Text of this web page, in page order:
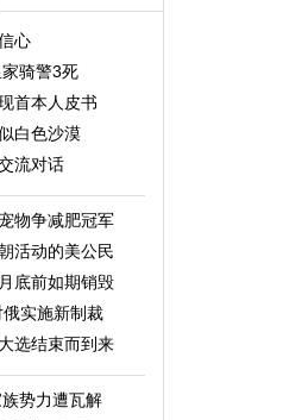
心
骑警3死
首本人皮书
白色沙漠
流对话
物争减肥冠军
活动的美公民
底前如期销毁
实施新制裁
选结束而到来
势力遭瓦解